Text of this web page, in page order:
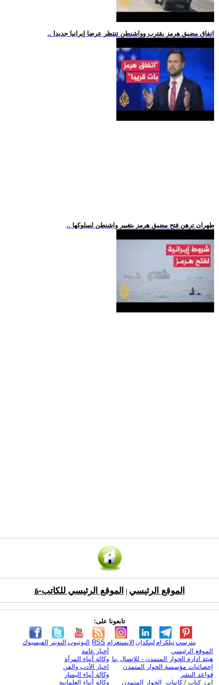
.. اتفاق مضيق هرمز يقترب وواشنطن تنتظر عرضا إيرانيا جديدا
.. طهران ترهن فتح مضيق هرمز بتغيير واشنطن لسلوكها
الموقع الرئيسي الموقع الرئيسي للكاتب-ة
تابعونا على:
الفيسبوك التويتر اليوتيوب RSS الانستغرام لينكدإن تيلكرامبنترست
الموقع الرئيسي
هيئة ادارة الحوار المتمدن - للإتصال بنا
إحصائيات مؤسسة الحوار المتمدن
قواعد النشر
ابرز كتاب / كاتبات الحوار المتمدن
أخبار عامة
وكالة أنباء المرأة
اخبار الأدب والفن
وكالة أنباء اليسار
وكالة أنباء العلمانية